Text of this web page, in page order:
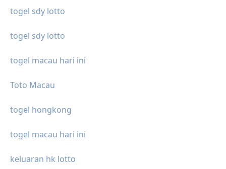
togel sdy lotto
togel sdy lotto
togel macau hari ini
Toto Macau
togel hongkong
togel macau hari ini
keluaran hk lotto